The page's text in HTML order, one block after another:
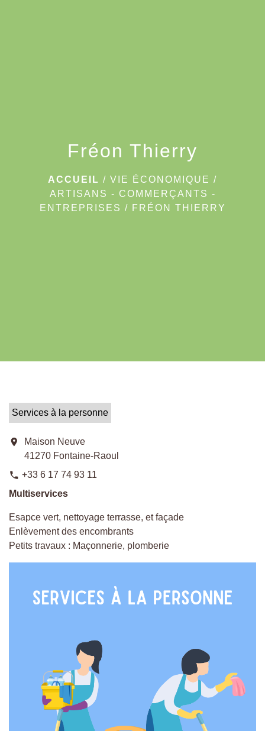
Fréon Thierry
ACCUEIL / VIE ÉCONOMIQUE /
ARTISANS - COMMERÇANTS -
ENTREPRISES / FRÉON THIERRY
Services à la personne
location_on
Maison Neuve
41270 Fontaine-Raoul
phone +33 6 17 74 93 11
Multiservices
Esapce vert, nettoyage terrasse, et façade
Enlèvement des encombrants
Petits travaux : Maçonnerie, plomberie